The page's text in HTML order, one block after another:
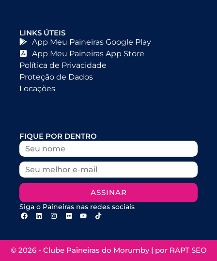
LINKS ÚTEIS
App Meu Paineiras Google Play
App Meu Paineiras App Store
Política de Privacidade
Proteção de Dados
Locações
FIQUE POR DENTRO
ASSINAR
Siga o Paineiras nas redes sociais
© 2026 - Clube Paineiras do Morumby | por RAPT SEO